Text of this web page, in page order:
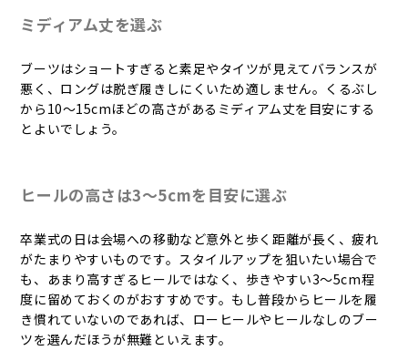
ミディアム丈を選ぶ
ブーツはショートすぎると素足やタイツが見えてバランスが
悪く、ロングは脱ぎ履きしにくいため適しません。くるぶし
から10～15cmほどの高さがあるミディアム丈を目安にする
とよいでしょう。
ヒールの高さは3～5cmを目安に選ぶ
卒業式の日は会場への移動など意外と歩く距離が長く、疲れ
がたまりやすいものです。スタイルアップを狙いたい場合で
も、あまり高すぎるヒールではなく、歩きやすい3～5cm程
度に留めておくのがおすすめです。もし普段からヒールを履
き慣れていないのであれば、ローヒールやヒールなしのブー
ツを選んだほうが無難といえます。